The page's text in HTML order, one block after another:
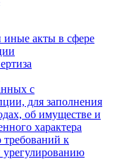
акты в сфере
с
для заполнения
об имуществе и
характера
к